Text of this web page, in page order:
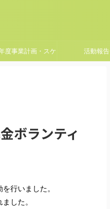
度事業計画・スケ 活動報告
ボランティ
行いました。
した。